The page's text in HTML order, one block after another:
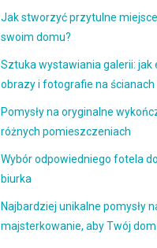
Jak stworzyć przytulne
swoim domu?
Sztuka wystawiania galerii: jak
obrazy i fotografie na ścianach
Pomysły na oryginalne
różnych pomieszczeniach
Wybór odpowiedniego fotela
biurka
Najbardziej unikalne pomysły
majsterkowanie, aby Twój dom